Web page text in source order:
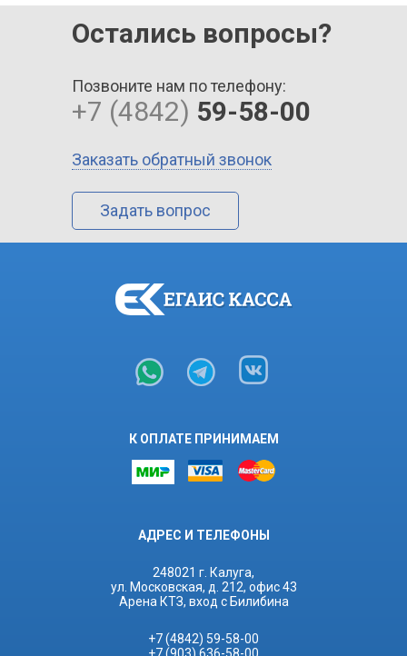
Остались вопросы?
Позвоните нам по телефону:
+7 (4842) 59-58-00
Заказать обратный звонок
Задать вопрос
К ОПЛАТЕ ПРИНИМАЕМ
АДРЕС И ТЕЛЕФОНЫ
248021 г. Калуга,
ул. Московская, д. 212, офис 43
Арена КТЗ, вход с Билибина
+7 (4842) 59-58-00
+7 (903) 636-58-00